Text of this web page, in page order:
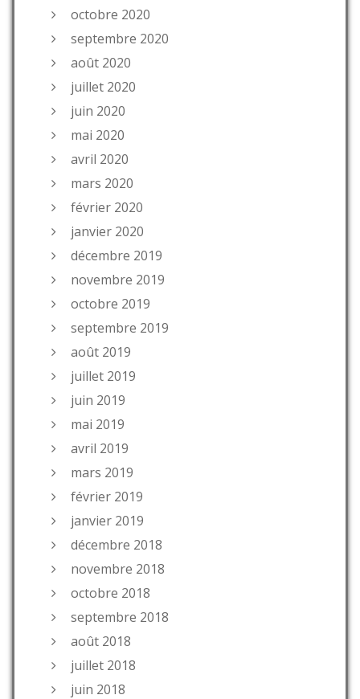
octobre 2020
septembre 2020
août 2020
juillet 2020
juin 2020
mai 2020
avril 2020
mars 2020
février 2020
janvier 2020
décembre 2019
novembre 2019
octobre 2019
septembre 2019
août 2019
juillet 2019
juin 2019
mai 2019
avril 2019
mars 2019
février 2019
janvier 2019
décembre 2018
novembre 2018
octobre 2018
septembre 2018
août 2018
juillet 2018
juin 2018